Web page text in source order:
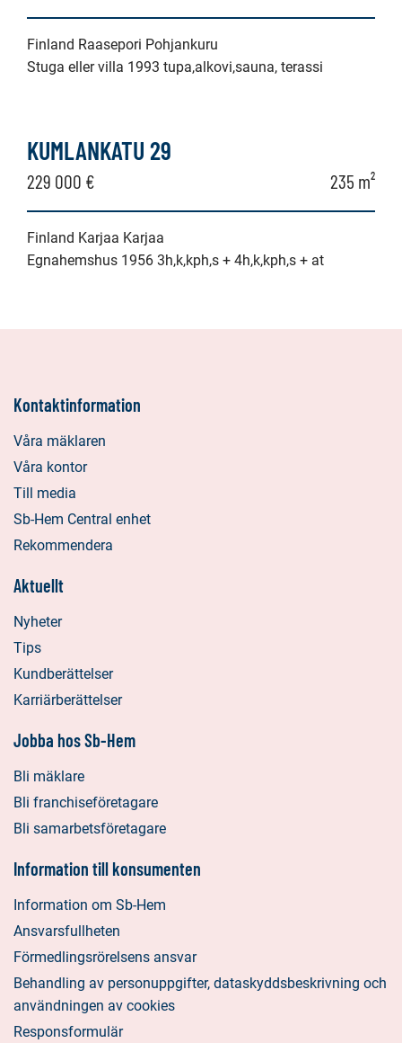
Finland Raasepori Pohjankuru
Stuga eller villa 1993 tupa,alkovi,sauna, terassi
KUMLANKATU 29
229 000 € 235 m²
Finland Karjaa Karjaa
Egnahemshus 1956 3h,k,kph,s + 4h,k,kph,s + at
Kontaktinformation
Våra mäklaren
Våra kontor
Till media
Sb-Hem Central enhet
Rekommendera
Aktuellt
Nyheter
Tips
Kundberättelser
Karriärberättelser
Jobba hos Sb-Hem
Bli mäklare
Bli franchiseföretagare
Bli samarbetsföretagare
Information till konsumenten
Information om Sb-Hem
Ansvarsfullheten
Förmedlingsrörelsens ansvar
Behandling av personuppgifter, dataskyddsbeskrivning och
användningen av cookies
Responsformulär